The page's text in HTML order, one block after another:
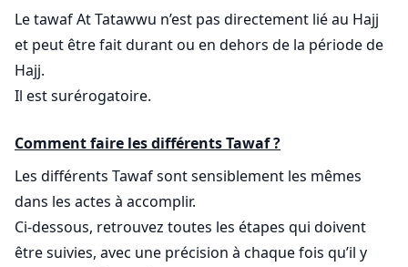
Le tawaf At Tatawwu n’est pas directement lié au Hajj
et peut être fait durant ou en dehors de la période de
Hajj.
Il est surérogatoire.
Comment faire les différents Tawaf ?
Les différents Tawaf sont sensiblement les mêmes
dans les actes à accomplir.
Ci-dessous, retrouvez toutes les étapes qui doivent
être suivies, avec une précision à chaque fois qu’il y